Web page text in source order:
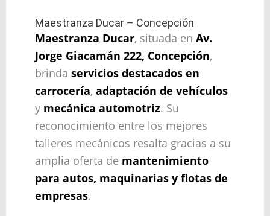
Maestranza Ducar – Concepción
Maestranza Ducar, situada en Av.
Jorge Giacamán 222, Concepción,
brinda servicios destacados en
carrocería, adaptación de vehículos
y mecánica automotriz. Su
reconocimiento entre los mejores
talleres mecánicos resalta gracias a su
amplia oferta de mantenimiento
para autos, maquinarias y flotas de
empresas.